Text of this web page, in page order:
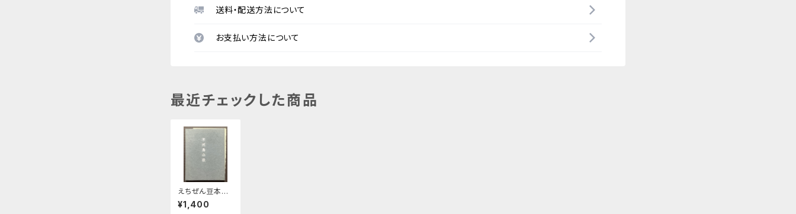
送料・配送方法について
お支払い方法について
最近チェックした商品
えちぜん豆本第
4集 熊谷太三
郎歌集
¥1,400